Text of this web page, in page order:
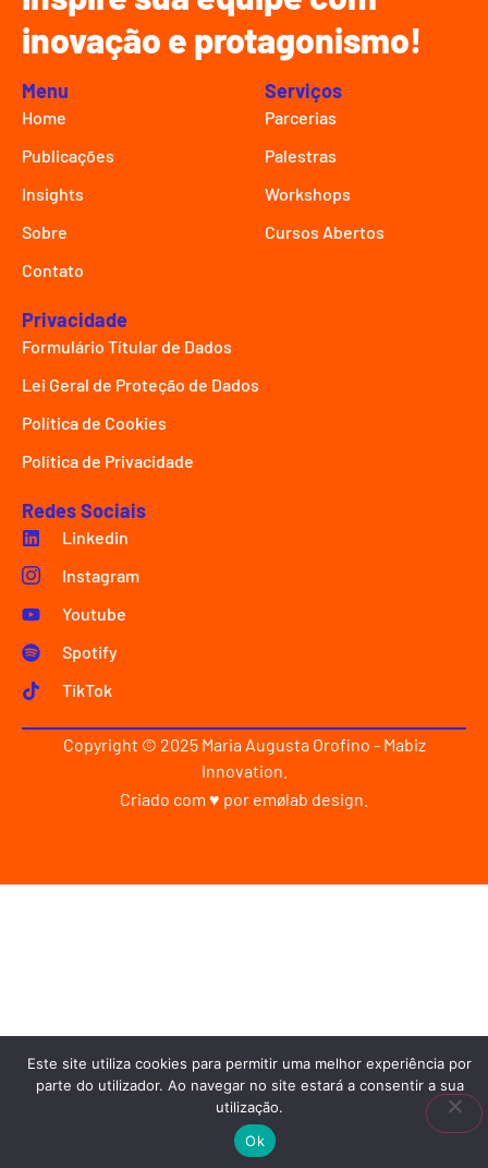
inovação e protagonismo!
Menu
Home
Publicações
Insights
Sobre
Contato
Serviços
Parcerias
Palestras
Workshops
Cursos Abertos
Privacidade
Formulário Títular de Dados
Lei Geral de Proteção de Dados
Política de Cookies
Política de Privacidade
Redes Sociais
Linkedin
Instagram
Youtube
Spotify
TikTok
Copyright © 2025 Maria Augusta Orofino - Mabiz
Innovation.
Criado com ♥ por emølab design
Este site utiliza cookies para permitir uma melhor experiência por
parte do utilizador. Ao navegar no site estará a consentir a sua
utilização.
Ok